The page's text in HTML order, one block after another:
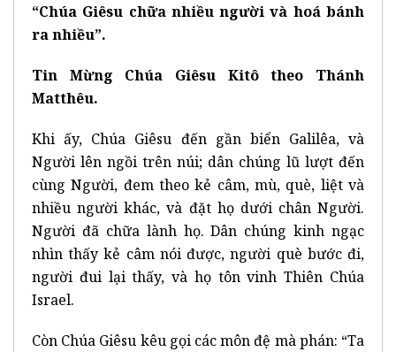
“Chúa Giêsu chữa nhiều người và hoá bánh
ra nhiều”.
Tin Mừng Chúa Giêsu Kitô theo Thánh
Matthêu.
Khi ấy, Chúa Giêsu đến gần biển Galilêa, và
Người lên ngồi trên núi; dân chúng lũ lượt đến
cùng Người, đem theo kẻ câm, mù, què, liệt và
nhiều người khác, và đặt họ dưới chân Người.
Người đã chữa lành họ. Dân chúng kinh ngạc
nhìn thấy kẻ câm nói được, người què bước đi,
người đui lại thấy, và họ tôn vinh Thiên Chúa
Israel.
Còn Chúa Giêsu kêu gọi các môn đệ mà phán: “Ta